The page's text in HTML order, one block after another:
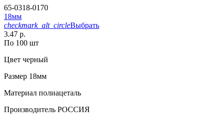
65-0318-0170
18мм
checkmark_alt_circleВыбрать
3.47 р.
По 100 шт
Цвет черный
Размер 18мм
Материал полиацеталь
Производитель РОССИЯ